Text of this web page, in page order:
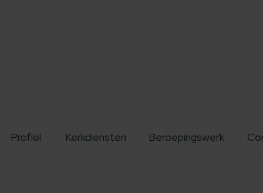
Profiel Kerkdiensten Beroepingswerk